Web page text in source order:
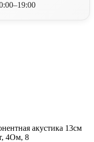
акустика 13см
4Ом, 8